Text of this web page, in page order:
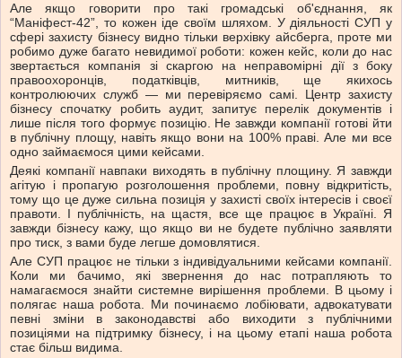
Але якщо говорити про такі громадські об'єднання, як
“Маніфест-42”, то кожен іде своїм шляхом. У діяльності СУП у
сфері захисту бізнесу видно тільки верхівку айсберга, проте ми
робимо дуже багато невидимої роботи: кожен кейс, коли до нас
звертається компанія зі скаргою на неправомірні дії з боку
правоохоронців, податківців, митників, ще якихось
контролюючих служб — ми перевіряємо самі. Центр захисту
бізнесу спочатку робить аудит, запитує перелік документів і
лише після того формує позицію. Не завжди компанії готові йти
в публічну площу, навіть якщо вони на 100% праві. Але ми все
одно займаємося цими кейсами.
Деякі компанії навпаки виходять в публічну площину. Я завжди
агітую і пропагую розголошення проблеми, повну відкритість,
тому що це дуже сильна позиція у захисті своїх інтересів і своєї
правоти. І публічність, на щастя, все ще працює в Україні. Я
завжди бізнесу кажу, що якщо ви не будете публічно заявляти
про тиск, з вами буде легше домовлятися.
Але СУП працює не тільки з індивідуальними кейсами компанії.
Коли ми бачимо, які звернення до нас потрапляють то
намагаємося знайти системне вирішення проблеми. В цьому і
полягає наша робота. Ми починаємо лобіювати, адвокатувати
певні зміни в законодавстві або виходити з публічними
позиціями на підтримку бізнесу, і на цьому етапі наша робота
стає більш видима.